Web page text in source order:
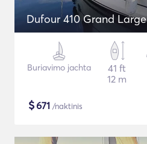
Dufour 410 Grand Large
Buriavimo jachta
41 ft
12 m
$671 /naktinis